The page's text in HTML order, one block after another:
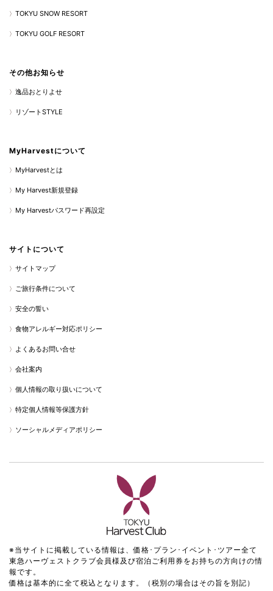
TOKYU SNOW RESORT
TOKYU GOLF RESORT
その他お知らせ
逸品おとりよせ
リゾートSTYLE
MyHarvestについて
MyHarvestとは
My Harvest新規登録
My Harvestパスワード再設定
サイトについて
サイトマップ
ご旅行条件について
安全の誓い
食物アレルギー対応ポリシー
よくあるお問い合せ
会社案内
個人情報の取り扱いについて
特定個人情報等保護方針
ソーシャルメディアポリシー
※当サイトに掲載している情報は、価格･プラン･イベント･ツアー全て
東急ハーヴェストクラブ会員様及び宿泊ご利用券をお持ちの方向けの情
報です。
価格は基本的に全て税込となります。（税別の場合はその旨を別記）